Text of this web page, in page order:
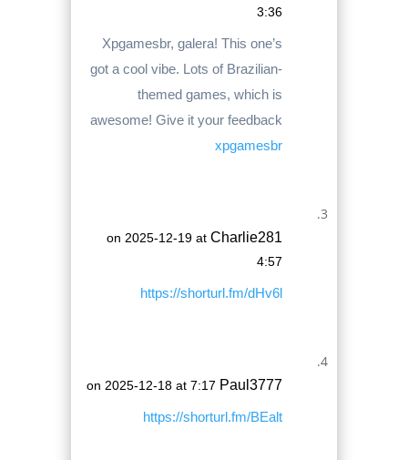
3:36
Xpgamesbr, galera! This one’s
got a cool vibe. Lots of Brazilian-
themed games, which is
awesome! Give it your feedback
xpgamesbr
Charlie281
on 2025-12-19 at
4:57
https://shorturl.fm/dHv6l
Paul3777
on 2025-12-18 at 7:17
https://shorturl.fm/BEalt